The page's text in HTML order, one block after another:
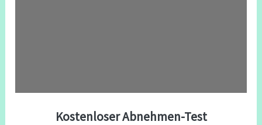
Kostenloser Abnehmen-Test